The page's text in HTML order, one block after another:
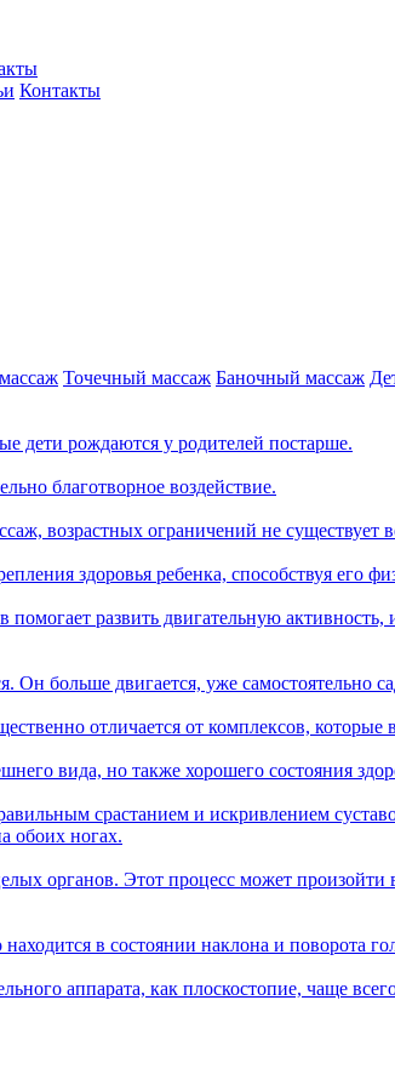
Контакты
Точечный массаж Баночный массаж
дети рождаются у родителей постарше.
благотворное воздействие.
возрастных ограничений не существует
здоровья ребенка, способствуя его
развить двигательную
Он больше двигается, уже самостоятельно
отличается от комплексов,
вида, но также хорошего состояния
срастанием и искривлением
обоих ногах.
органов. Этот процесс может
в состоянии наклона и поворота
аппарата, как плоскостопие, чаще